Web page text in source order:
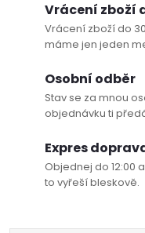
Vrácení zboží
Vrácení zboží do
máme jen jeden
Osobní odběr
Stav se za mnou
objednávku ti
Expres
Objednej do 12:00
to vyřeší bleskově.